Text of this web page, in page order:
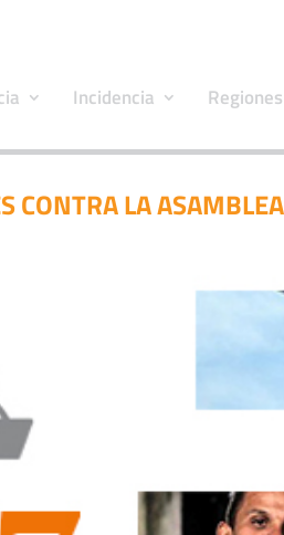
Incidencia Regiones
CONTRA LA